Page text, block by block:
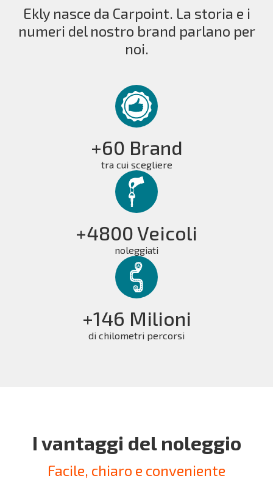
Ekly nasce da Carpoint. La storia e i
numeri del nostro brand parlano per
noi.
+60 Brand
tra cui scegliere
+4800 Veicoli
noleggiati
+146 Milioni
di chilometri percorsi
I vantaggi del noleggio
Facile, chiaro e conveniente